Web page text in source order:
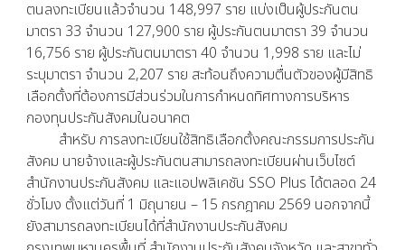
ตนลงทะเบียนแล้วจำนวน 148,997 ราย แบ่งเป็นผู้ประกันตน
มาตรา 33 จำนวน 127,900 ราย ผู้ประกันตนมาตรา 39 จำนวน
16,756 ราย ผู้ประกันตนมาตรา 40 จำนวน 1,998 ราย และไม่
ระบุมาตรา จำนวน 2,207 ราย สะท้อนถึงความตื่นตัวของผู้มีสิทธิ
เลือกตั้งที่ต้องการมีส่วนร่วมในการกำหนดทิศทางการบริหาร
กองทุนประกันสังคมในอนาคต
สำหรับ การลงทะเบียนใช้สิทธิเลือกตั้งคณะกรรมการประกัน
สังคม นายจ้างและผู้ประกันตนสามารถลงทะเบียนผ่านเว็บไซต์
สำนักงานประกันสังคม และแอปพลิเคชัน SSO Plus ได้ตลอด 24
ชั่วโมง ตั้งแต่วันที่ 1 มิถุนายน – 15 กรกฎาคม 2569 นอกจากนี้
ยังสามารถลงทะเบียนได้ที่สำนักงานประกันสังคม